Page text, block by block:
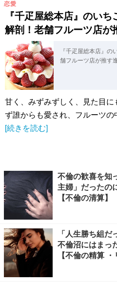
『千疋屋総本店』のい
解剖！老舗フルーツ店が
恋愛
『千疋屋総本店』
舗フルーツ店が推す
甘く、みずみずしく、見た目
ず誰からも愛され、フルーツ
[続きを読む]
不倫の歓喜を知
主婦」だったの
【不倫の清算】
「人生勝ち組
不倫沼にはまっ
【不倫の精算 ・